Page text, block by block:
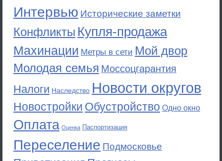
Интервью Исторические заметки
Конфликты Купля-продажа
Махинации Метры в сети Мой двор
Молодая семья Моссоцгарантия
Налоги Наследство Новости округов
Новостройки Обустройство Одно окно
Оплата Оценка Паспортизация
Переселение Подмосковье